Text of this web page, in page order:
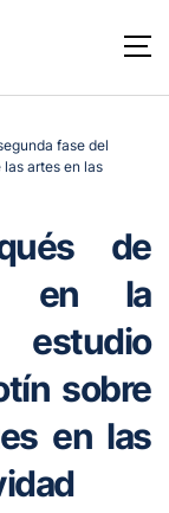
fase del
artes en las
de
en la
sobre
en las